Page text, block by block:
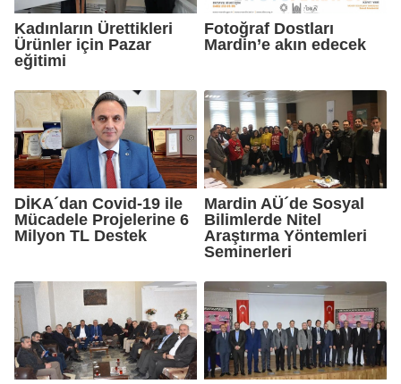
Kadınların Ürettikleri
Ürünler için Pazar
eğitimi
Fotoğraf Dostları
Mardin’e akın edecek
DİKA´dan Covid-19 ile
Mücadele Projelerine 6
Milyon TL Destek
Mardin AÜ´de Sosyal
Bilimlerde Nitel
Araştırma Yöntemleri
Seminerleri